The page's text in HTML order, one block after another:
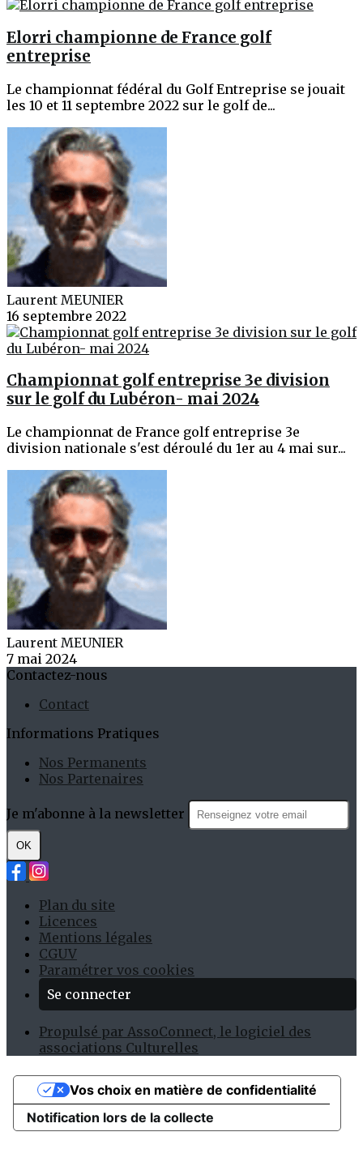
Elorri championne de France golf
entreprise
Le championnat fédéral du Golf Entreprise se jouait
les 10 et 11 septembre 2022 sur le golf de...
Laurent MEUNIER
16 septembre 2022
Championnat golf entreprise 3e division
sur le golf du Lubéron- mai 2024
Le championnat de France golf entreprise 3e
division nationale s'est déroulé du 1er au 4 mai sur...
Laurent MEUNIER
7 mai 2024
Contactez-nous
Contact
Informations Pratiques
Nos Permanents
Nos Partenaires
Je m'abonne à la newsletter
OK
Plan du site
Licences
Mentions légales
CGUV
Paramétrer vos cookies
Se connecter
Propulsé par AssoConnect, le logiciel des
associations Culturelles
Notification lors de la collecte
Vos choix en matière de confidentialité